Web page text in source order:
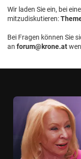
Wir laden Sie ein, bei
mitzudiskutieren:
Bei Fragen können Sie
an forum@krone.at